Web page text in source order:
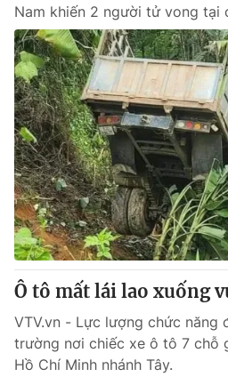
THỜI BÁO VTV
Theo dõi báo trên
Cơ quan chủ quản:Đài Truyền hình
Cơ quan báo chí:Thời báo VTV
Giấy phép hoạt động báo in và báo
cấp ngày 29/12/2023
Tổng Biên tập:Vũ Thanh Thủy
Phó Tổng Biên tập:Nguyễn Thị Mỹ
Tổng đài VTV:024.38 355 931 -
Ðiện thoại Thời báo VTV:024.66 897
Nam khiến 2 người tử vong tại
Ô tô mất lái lao xuống
VTV.vn - Lực lượng chức năng
trường nơi chiếc xe ô tô 7 chỗ
Hồ Chí Minh nhánh Tây.